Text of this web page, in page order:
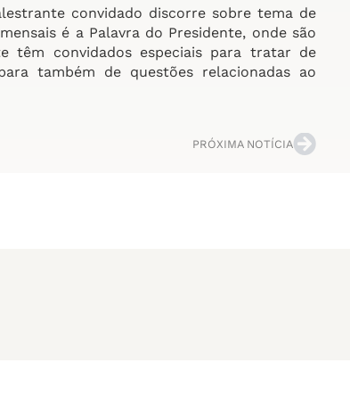
convidado discorre sobre tema de
é a Palavra do Presidente, onde são
têm convidados especiais para tratar de
também de questões relacionadas ao
PRÓXIMA NOTÍCIA